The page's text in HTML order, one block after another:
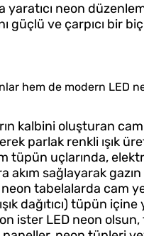
yaratıcı neon
güçlü ve çarpıcı bir
hem de modern LED
kalbini oluşturan
parlak renkli ışık
tüpün uçlarında,
sağlayarak gazın
neon tabelalarda cam
dağıtıcı) tüpün
ister LED neon